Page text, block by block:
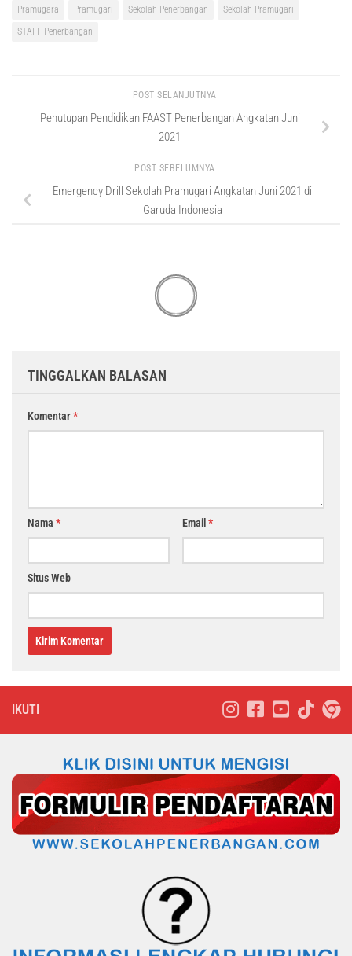
Pramugara
Pramugari Sekolah Penerbangan
Sekolah Pramugari
STAFF Penerbangan
POST SELANJUTNYA
Penutupan Pendidikan FAAST Penerbangan Angkatan Juni
2021
POST SEBELUMNYA
Emergency Drill Sekolah Pramugari Angkatan Juni 2021 di
Garuda Indonesia
TINGGALKAN BALASAN
Komentar*
Nama * Email *
Situs Web
IKUTI